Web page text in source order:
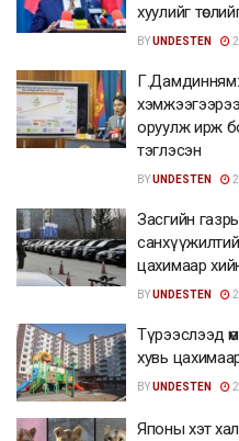
хуулийг
BYUNDESTEN
оруулж ирж
тэглэсэн
BYUNDESTEN
Засгийн
цахимаар
BYUNDESTEN
Түрээслээд
хувь
BYUNDESTEN
Японы хэт